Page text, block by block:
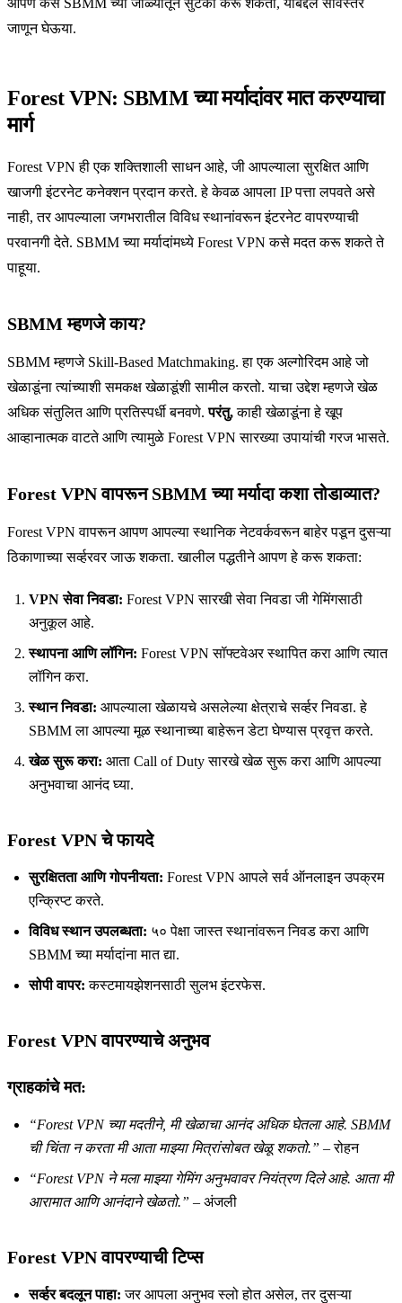
आपण कसे SBMM च्या जाळ्यातून सुटका करू शकतो, याबद्दल सविस्तर
जाणून घेऊया.
Forest VPN: SBMM च्या मर्यादांवर मात करण्याचा
मार्ग
Forest VPN ही एक शक्तिशाली साधन आहे, जी आपल्याला सुरक्षित आणि
खाजगी इंटरनेट कनेक्शन प्रदान करते. हे केवळ आपला IP पत्ता लपवते असे
नाही, तर आपल्याला जगभरातील विविध स्थानांवरून इंटरनेट वापरण्याची
परवानगी देते. SBMM च्या मर्यादांमध्ये Forest VPN कसे मदत करू शकते ते
पाहूया.
SBMM म्हणजे काय?
SBMM म्हणजे Skill-Based Matchmaking. हा एक अल्गोरिदम आहे जो
खेळाडूंना त्यांच्याशी समकक्ष खेळाडूंशी सामील करतो. याचा उद्देश म्हणजे खेळ
अधिक संतुलित आणि प्रतिस्पर्धी बनवणे.परंतु,काही खेळाडूंना हे खूप
आव्हानात्मक वाटते आणि त्यामुळे Forest VPN सारख्या उपायांची गरज भासते.
Forest VPN वापरून SBMM च्या मर्यादा कशा तोडाव्यात?
Forest VPN वापरून आपण आपल्या स्थानिक नेटवर्कवरून बाहेर पडून दुसऱ्या
ठिकाणाच्या सर्व्हरवर जाऊ शकता. खालील पद्धतीने आपण हे करू शकता:
VPN सेवा निवडा: Forest VPN सारखी सेवा निवडा जी गेमिंगसाठी
अनुकूल आहे.
स्थापना आणि लॉगिन: Forest VPN सॉफ्टवेअर स्थापित करा आणि त्यात
लॉगिन करा.
स्थान निवडा: आपल्याला खेळायचे असलेल्या क्षेत्राचे सर्व्हर निवडा. हे
SBMM ला आपल्या मूळ स्थानाच्या बाहेरून डेटा घेण्यास प्रवृत्त करते.
खेळ सुरू करा: आता Call of Duty सारखे खेळ सुरू करा आणि आपल्या
अनुभवाचा आनंद घ्या.
Forest VPN चे फायदे
सुरक्षितता आणि गोपनीयता: Forest VPN आपले सर्व ऑनलाइन उपक्रम
एन्क्रिप्ट करते.
विविध स्थान उपलब्धता: ५० पेक्षा जास्त स्थानांवरून निवड करा आणि
SBMM च्या मर्यादांना मात द्या.
सोपी वापर: कस्टमायझेशनसाठी सुलभ इंटरफेस.
Forest VPN वापरण्याचे अनुभव
ग्राहकांचे मत:
“Forest VPN च्या मदतीने, मी खेळाचा आनंद अधिक घेतला आहे. SBMM
ची चिंता न करता मी आता माझ्या मित्रांसोबत खेळू शकतो.” – रोहन
“Forest VPN ने मला माझ्या गेमिंग अनुभवावर नियंत्रण दिले आहे. आता मी
आरामात आणि आनंदाने खेळतो.” – अंजली
Forest VPN वापरण्याची टिप्स
सर्व्हर बदलून पाहा: जर आपला अनुभव स्लो होत असेल, तर दुसऱ्या